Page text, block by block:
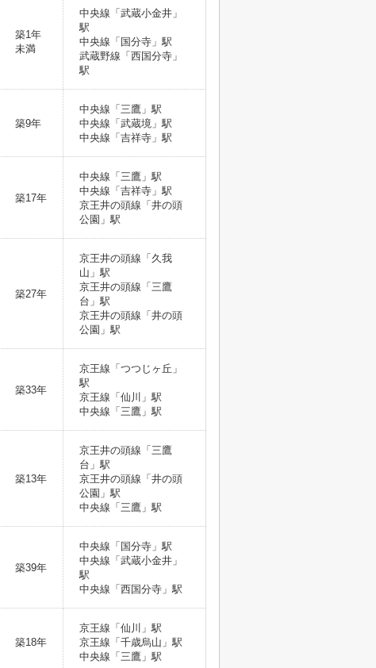
築1年
未満
中央線「武蔵小金井」
駅
中央線「国分寺」駅
武蔵野線「西国分寺」
駅
築9年
中央線「三鷹」駅
中央線「武蔵境」駅
中央線「吉祥寺」駅
築17年
中央線「三鷹」駅
中央線「吉祥寺」駅
京王井の頭線「井の頭
公園」駅
築27年
京王井の頭線「久我
山」駅
京王井の頭線「三鷹
台」駅
京王井の頭線「井の頭
公園」駅
築33年
京王線「つつじヶ丘」
駅
京王線「仙川」駅
中央線「三鷹」駅
築13年
京王井の頭線「三鷹
台」駅
京王井の頭線「井の頭
公園」駅
中央線「三鷹」駅
築39年
中央線「国分寺」駅
中央線「武蔵小金井」
駅
中央線「西国分寺」駅
築18年
京王線「仙川」駅
京王線「千歳烏山」駅
中央線「三鷹」駅